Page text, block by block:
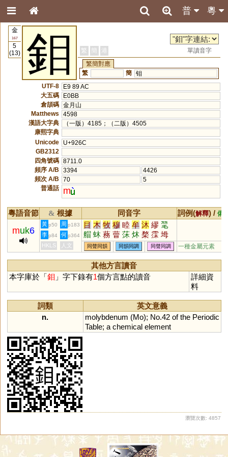
粵
普
金
167
5
(13)
鉬 繁 簡 港
單讀音字
繁簡對應
繁
簡 钼
UTF-8
E9 89 AC
大五碼
E0BB
倉頡碼 金月山
Matthews
4598
漢語大字典
（一版）4185；（二版）4505
康熙字典
Unicode
U+926C
GB2312
四角號碼 8711.0
頻序 A/B
3394
4426
頻次 A/B
70
5
普通話
m
粵語音節 & 根據 同音字 詞例(解釋) / 備
muk6
黃 p50 周 p183 目 木 牧 穆 睦 牟 沐 繆 毣
艒 蚞 蓩 萺 莯 炑 楘 霂 坶
苜
李 p84 何 p364
HKLS 人文 同聲同韻 同韻同調 同聲同調 一種金屬元素
其他方言讀音
本字庫於「 鉬 」字下錄有1個方言點的讀音
詳細資
料
詞類
英文意義
n.
molybdenum (Mo); No.42 of the Periodic
Table; a chemical element
瀏覽次數: 4857